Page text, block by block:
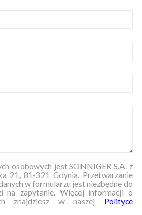
osobowych jest SONNIGER S.A. z
21, 81-321 Gdynia. Przetwarzanie
w formularzu jest niezbędne do
na zapytanie. Więcej informacji o
znajdziesz w naszej Polityce